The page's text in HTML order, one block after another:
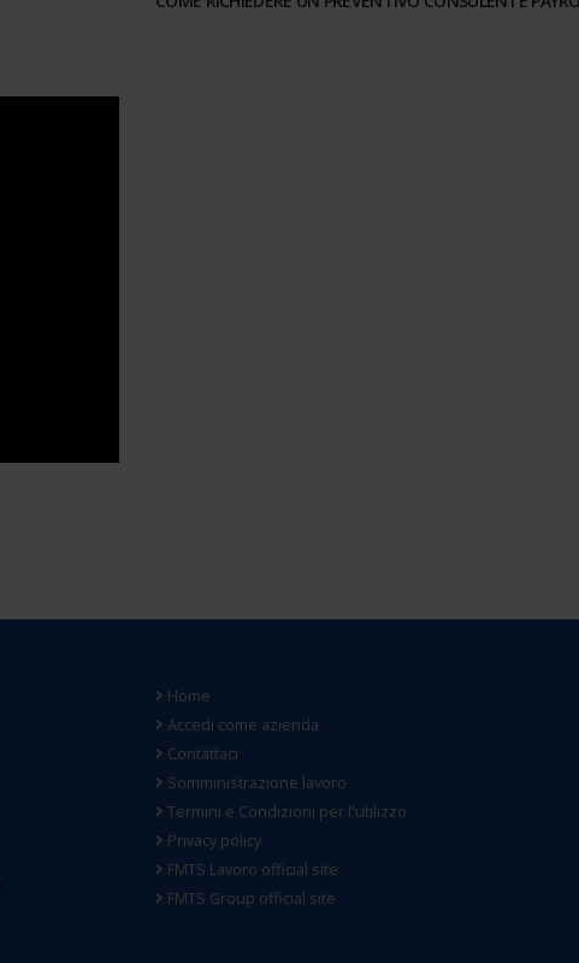
Home
Accedi come azienda
Contattaci
Somministrazione lavoro
Termini e Condizioni per l'utilizzo
Privacy policy
FMTS Lavoro official site
FMTS Group official site